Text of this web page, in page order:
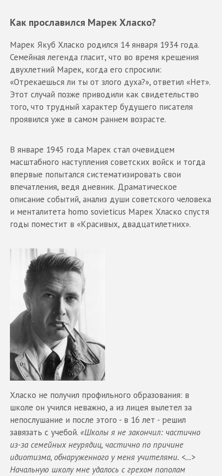
Как прославился Марек Хласко?
Марек Якуб Хласко родился 14 января 1934 года.
Семейная легенда гласит, что во время крещения
двухлетний Марек, когда его спросили:
«Отрекаешься ли ты от злого духа?», ответил «Нет».
Этот случай позже приводили как свидетельство
того, что трудный характер будущего писателя
проявился уже в самом раннем возрасте.
В январе 1945 года Марек стал очевидцем
масштабного наступления советских войск и тогда
впервые попытался систематизировать свои
впечатления, ведя дневник. Драматическое
описание событий, анализ души советского человека
и менталитета homo sovieticus Марек Хласко спустя
годы поместит в «Красивых, двадцатилетних».
Хласко не получил профильного образования: в
школе он учился неважно, а из лицея вылетел за
непослушание и после этого - в 16 лет - решил
завязать с учебой. «Школы я не закончил: частично
из-за семейных неурядиц, частично по причине
идиотизма, обнаруженного у меня учителями. <…>
Начальную школу мне удалось с грехом пополам